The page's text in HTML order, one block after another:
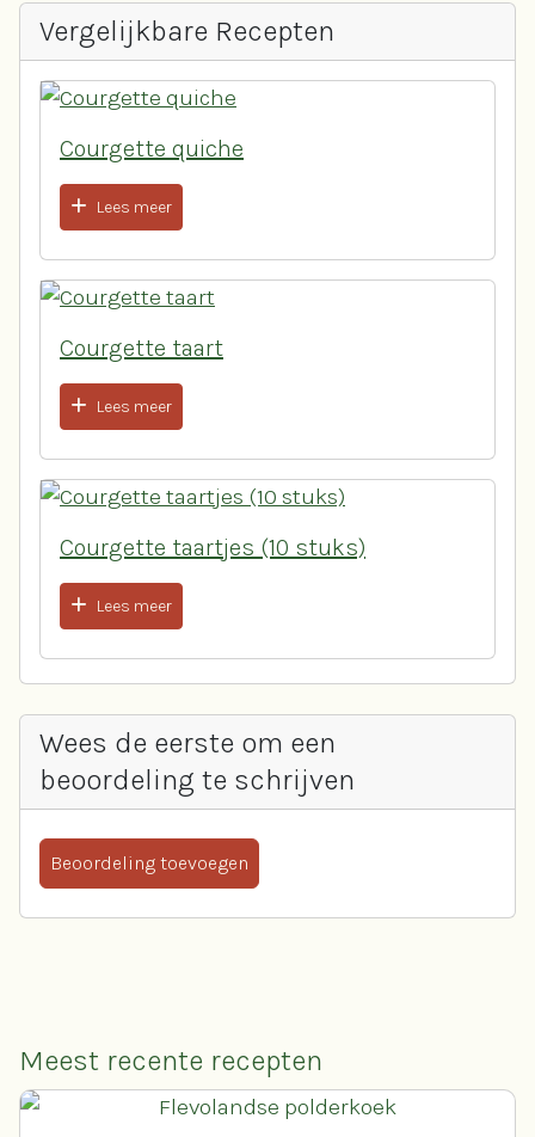
Vergelijkbare Recepten
Courgette quiche
Lees meer
Courgette taart
Lees meer
Courgette taartjes (10 stuks)
Lees meer
Wees de eerste om een
beoordeling te schrijven
Beoordeling toevoegen
Meest recente recepten